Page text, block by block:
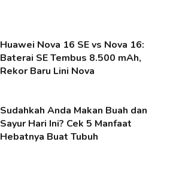
Huawei Nova 16 SE vs Nova 16:
Baterai SE Tembus 8.500 mAh,
Rekor Baru Lini Nova
Sudahkah Anda Makan Buah dan
Sayur Hari Ini? Cek 5 Manfaat
Hebatnya Buat Tubuh